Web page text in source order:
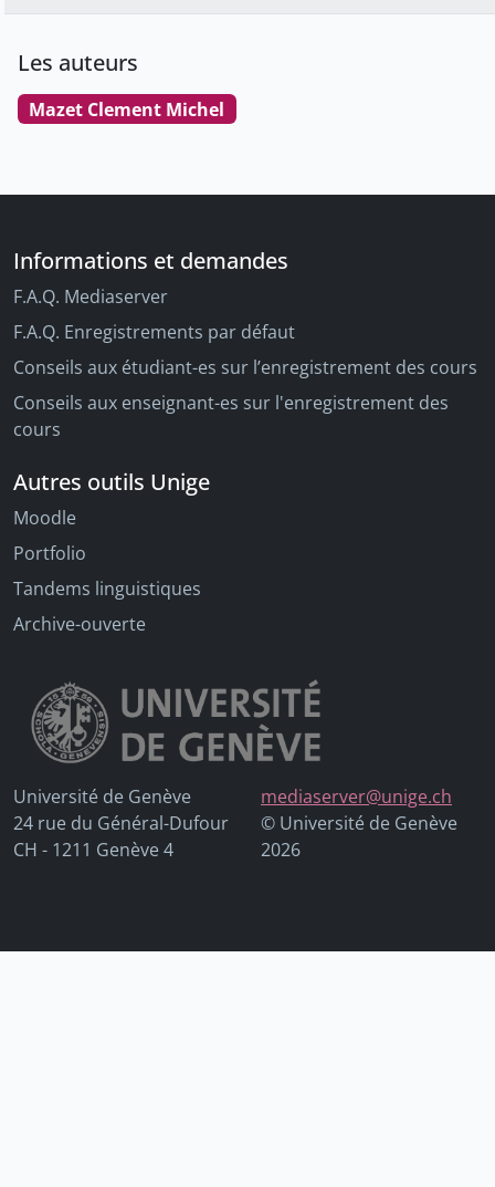
Les auteurs
Mazet Clement Michel
Informations et demandes
F.A.Q. Mediaserver
F.A.Q. Enregistrements par défaut
Conseils aux étudiant-es sur l’enregistrement des cours
Conseils aux enseignant-es sur l'enregistrement des
cours
Autres outils Unige
Moodle
Portfolio
Tandems linguistiques
Archive-ouverte
Université de Genève
24 rue du Général-Dufour
CH - 1211 Genève 4
mediaserver@unige.ch
© Université de Genève
2026